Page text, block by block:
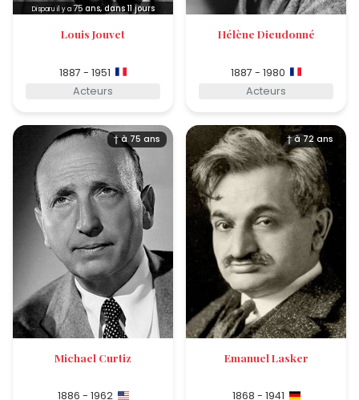
Disparu il y a75 ans, dans 11 jours
Louis Jouvet
1887 - 1951
Acteurs
Hélène Dieudonné
1887 - 1980
Acteurs
† à 75 ans
Michael Curtiz
1886 - 1962
† à 72 ans
Emanuel Lasker
1868 - 1941